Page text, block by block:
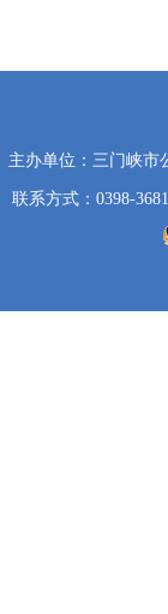
主办单位：三门峡
联系方式：0398-